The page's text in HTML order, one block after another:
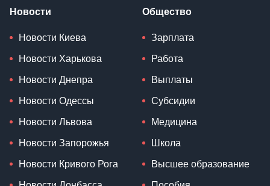
Новости
Новости Киева
Новости Харькова
Новости Днепра
Новости Одессы
Новости Львова
Новости Запорожья
Новости Кривого Рога
Общество
Зарплата
Работа
Выплаты
Субсидии
Медицина
Школа
Высшее образование